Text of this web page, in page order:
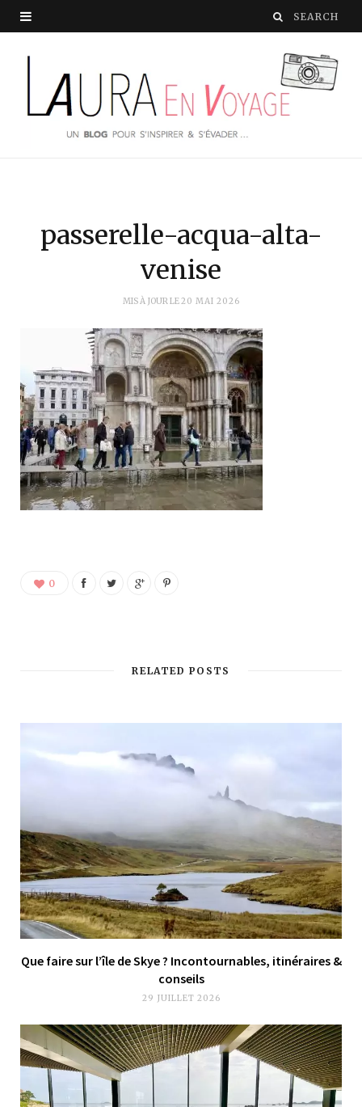
passerelle-acqua-alta-
venise
MIS À JOUR LE20 MAI 2026
0
RELATED POSTS
Que faire sur l’île de Skye ? Incontournables, itinéraires &
conseils
29 JUILLET 2026